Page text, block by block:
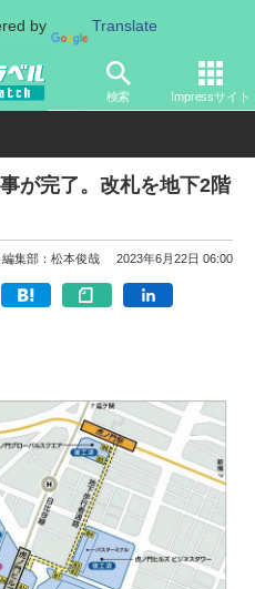
by Translate
検索 Impressサイト
東京
が完了。改札を地下2階
編集部：松本俊哉 2023年6月22日 06:00